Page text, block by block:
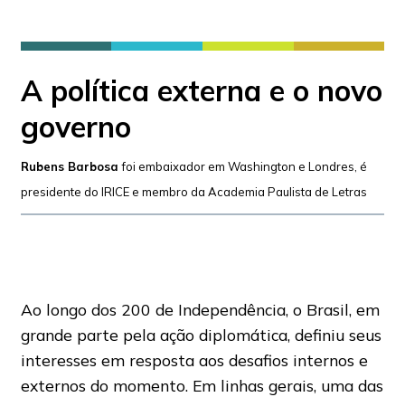
A política externa e o novo
governo
Rubens Barbosafoi embaixador em Washington e Londres, é
presidente do IRICE e membro da Academia Paulista de Letras
Ao longo dos 200 de Independência, o Brasil, em
grande parte pela ação diplomática, definiu seus
interesses em resposta aos desafios internos e
externos do momento. Em linhas gerais, uma das